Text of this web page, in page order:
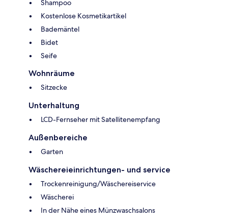
Shampoo
Kostenlose Kosmetikartikel
Bademäntel
Bidet
Seife
Wohnräume
Sitzecke
Unterhaltung
LCD-Fernseher mit Satellitenempfang
Außenbereiche
Garten
Wäschereieinrichtungen- und service
Trockenreinigung/Wäschereiservice
Wäscherei
In der Nähe eines Münzwaschsalons